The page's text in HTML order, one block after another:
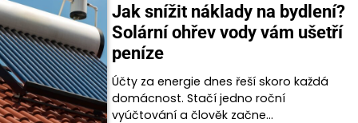
Jak snížit náklady na bydlení?
Solární ohřev vody vám ušetří
peníze
Účty za energie dnes řeší skoro každá
domácnost. Stačí jedno roční
vyúčtování a člověk začne…